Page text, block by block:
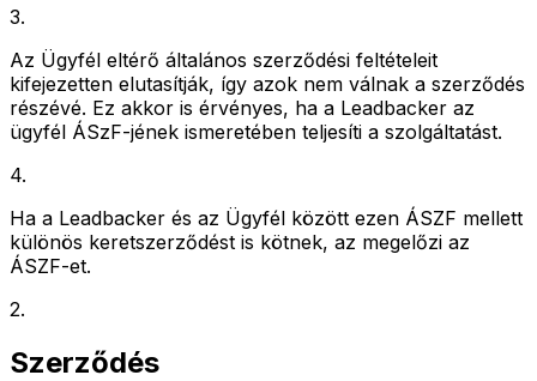
3.
Az Ügyfél eltérő általános szerződési feltételeit
kifejezetten elutasítják, így azok nem válnak a szerződés
részévé. Ez akkor is érvényes, ha a Leadbacker az
ügyfél ÁSzF-jének ismeretében teljesíti a szolgáltatást.
4.
Ha a Leadbacker és az Ügyfél között ezen ÁSZF mellett
különös keretszerződést is kötnek, az megelőzi az
ÁSZF-et.
2.
Szerződés